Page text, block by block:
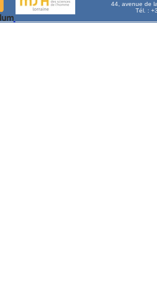
44, avenue de
Tél. :